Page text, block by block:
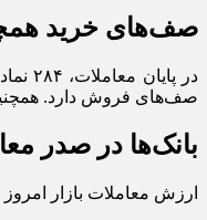
صف‌های خرید
صف‌های فروش دارد. همچنین ۳۵ درصد از کل نماد‌های بازار در صف خرید قرار گرفتند که نشان می‌دهد با وجود کاهش هیجان، جریان تقاضا همچنان در بسیاری از
بانک‌ها در صدر
ارزش معاملات بازار امروز به ۱۸.۴ هزار میلیارد تومان رسید. در بخش حجم معاملات، وبملت با ۱۳ میلیارد سهم و وتجارت با ۷.۳ میلیارد سهم بیشترین حجم دادوستد را به خود